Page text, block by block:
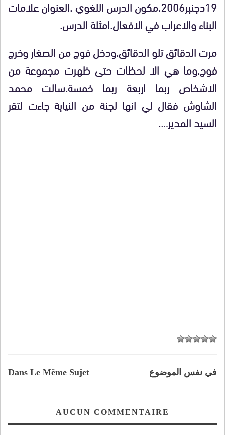
19دجنبر2006.مكون الدرس اللغوي .العنوان علامات
البناء والاعراب في الافعال.امثلة الدرس.
مرت الدقائق تلو الدقائق.ودخل فوج من الصغار وخرج
فوج.وما هي الا لحظات حتى ظهرت مجموعة من
الاشخاص ربما اربعة ربما خمسة.سالت محمد
الشاوش فقال لي انها لجنة من النيابة جاءت لتقر
السيد المدير….
Dans Le Même Sujet في نفس الموضوع
AUCUN COMMENTAIRE